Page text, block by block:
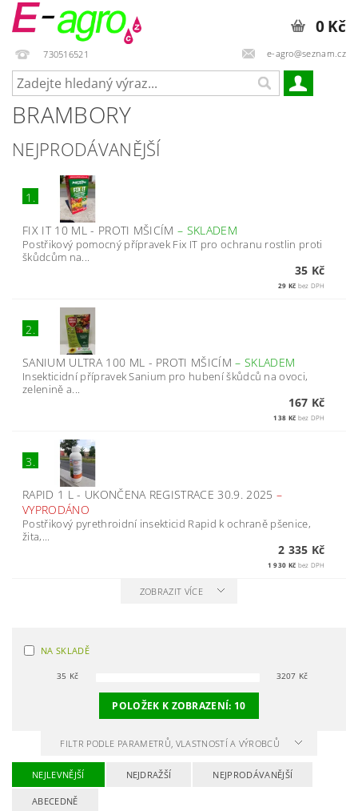
730516521 e-agro@seznam.cz
0 Kč
BRAMBORY
NEJPRODÁVANĚJŠÍ
1.
FIX IT 10 ML - PROTI MŠICÍM– SKLADEM
Postřikový pomocný přípravek Fix IT pro ochranu rostlin proti
škůdcům na...
35 Kč
29 Kč bez DPH
2.
SANIUM ULTRA 100 ML - PROTI MŠICÍM– SKLADEM
Insekticidní přípravek Sanium pro hubení škůdců na ovoci,
zelenině a...
167 Kč
138 Kč bez DPH
3.
RAPID 1 L - UKONČENA REGISTRACE 30.9. 2025 –
VYPRODÁNO
Postřikový pyrethroidní insekticid Rapid k ochraně pšenice,
žita,...
2 335 Kč
1 930 Kč bez DPH
ZOBRAZIT VÍCE
NA SKLADĚ
35 Kč 3207 Kč
POLOŽEK K ZOBRAZENÍ: 10
FILTR PODLE PARAMETRŮ, VLASTNOSTÍ A VÝROBCŮ
NEJLEVNĚJŠÍ NEJDRAŽŠÍ NEJPRODÁVANĚJŠÍ
ABECEDNĚ